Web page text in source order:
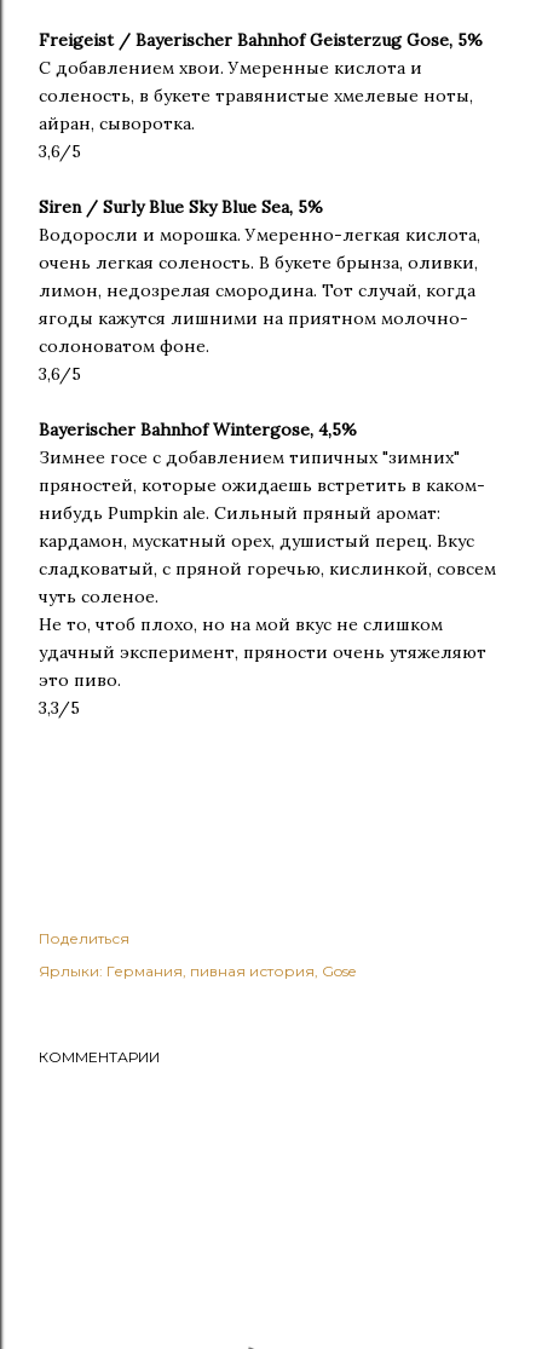
Freigeist / Bayerischer Bahnhof Geisterzug Gose, 5%
С добавлением хвои. Умеренные кислота и
соленость, в букете травянистые хмелевые ноты,
айран, сыворотка.
3,6/5
Siren / Surly Blue Sky Blue Sea, 5%
Водоросли и морошка. Умеренно-легкая кислота,
очень легкая соленость. В букете брынза, оливки,
лимон, недозрелая смородина. Тот случай, когда
ягоды кажутся лишними на приятном молочно-
солоноватом фоне.
3,6/5
Bayerischer Bahnhof Wintergose, 4,5%
Зимнее госе с добавлением типичных "зимних"
пряностей, которые ожидаешь встретить в каком-
нибудь Pumpkin ale. Сильный пряный аромат:
кардамон, мускатный орех, душистый перец. Вкус
сладковатый, с пряной горечью, кислинкой, совсем
чуть соленое.
Не то, чтоб плохо, но на мой вкус не слишком
удачный эксперимент, пряности очень утяжеляют
это пиво.
3,3/5
Поделиться
Ярлыки: Германия пивная история Gose
КОММЕНТАРИИ